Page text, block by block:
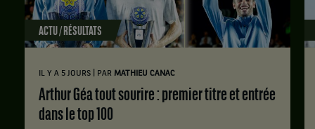
ACTU / RÉSULTATS
IL Y A 5 JOURS PAR MATHIEU CANAC
Arthur Géa tout sourire : premier titre et entrée
dans le top 100